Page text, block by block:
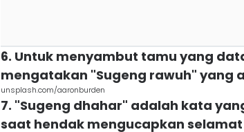
6. Untuk menyambut tamu yang
mengatakan "Sugeng rawuh" yang
unsplash.com/aaronburden
7. "Sugeng dhahar" adalah kata
saat hendak mengucapkan